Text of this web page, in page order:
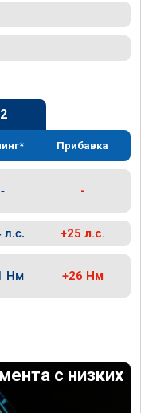
Прибавка
- -
л.с. +25 л.с.
Нм +26 Нм
с низких